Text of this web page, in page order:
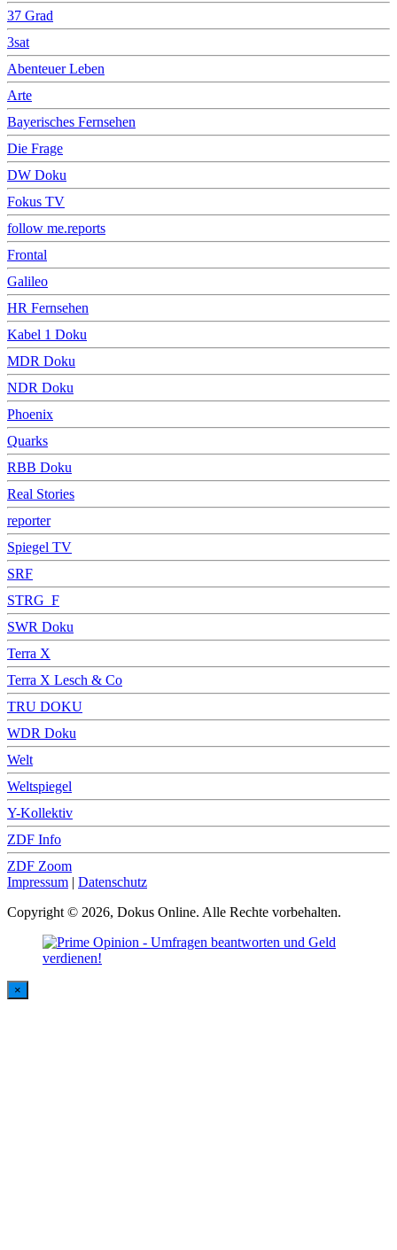
37 Grad
3sat
Abenteuer Leben
Arte
Bayerisches Fernsehen
Die Frage
DW Doku
Fokus TV
follow me.reports
Frontal
Galileo
HR Fernsehen
Kabel 1 Doku
MDR Doku
NDR Doku
Phoenix
Quarks
RBB Doku
Real Stories
reporter
Spiegel TV
SRF
STRG_F
SWR Doku
Terra X
Terra X Lesch & Co
TRU DOKU
WDR Doku
Welt
Weltspiegel
Y-Kollektiv
ZDF Info
ZDF Zoom
Impressum | Datenschutz
Copyright © 2026, Dokus Online. Alle Rechte vorbehalten.
×